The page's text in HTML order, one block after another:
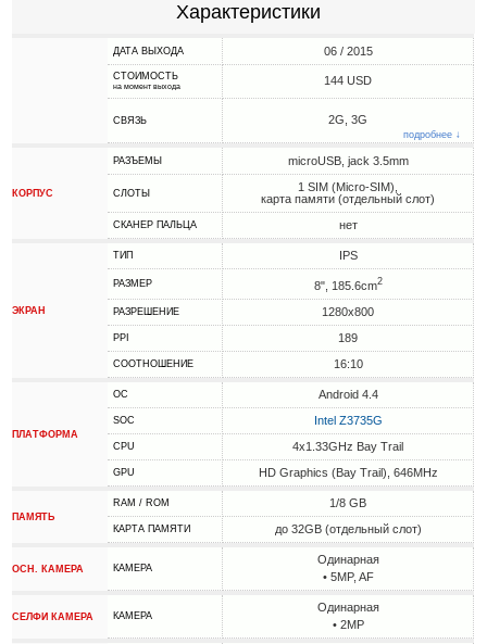
Характеристики
ДАТА ВЫХОДА 06 / 2015
СТОИМОСТЬ
на момент выхода 144 USD
СВЯЗЬ 2G, 3G
подробнее ↓
КОРПУС
РАЗЪЕМЫ microUSB, jack 3.5mm
СЛОТЫ
1 SIM (Micro-SIM),
карта памяти (отдельный слот)
СКАНЕР ПАЛЬЦА нет
ЭКРАН
ТИП IPS
РАЗМЕР 8", 185.6cm2
РАЗРЕШЕНИЕ 1280x800
PPI 189
СООТНОШЕНИЕ 16:10
ПЛАТФОРМА
ОС Android 4.4
SOC Intel Z3735G
CPU 4x1.33GHz Bay Trail
GPU HD Graphics (Bay Trail), 646MHz
ПАМЯТЬ
RAM / ROM 1/8 GB
КАРТА ПАМЯТИ до 32GB (отдельный слот)
ОСН. КАМЕРА КАМЕРА
Одинарная
• 5MP, AF
СЕЛФИ КАМЕРА КАМЕРА
Одинарная
• 2MP